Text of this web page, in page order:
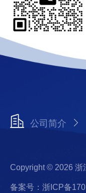
公司简介
Copyright © 2026 浙
备案号：浙ICP备